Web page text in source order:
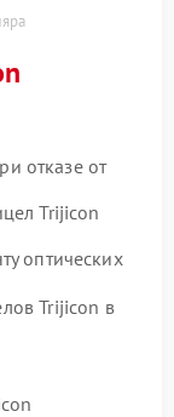
отказе от
Trijicon
оптических
Trijicon в